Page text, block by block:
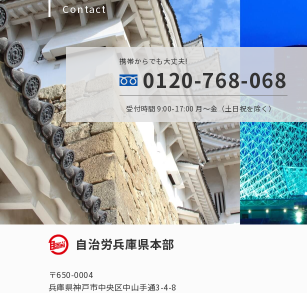
Contact
携帯からでも大丈夫!
0120-768-068
受付時間 9:00-17:00 月〜金（土日祝を除く）
自治労兵庫県本部
〒650-0004
兵庫県神戸市中央区中山手通3-4-8